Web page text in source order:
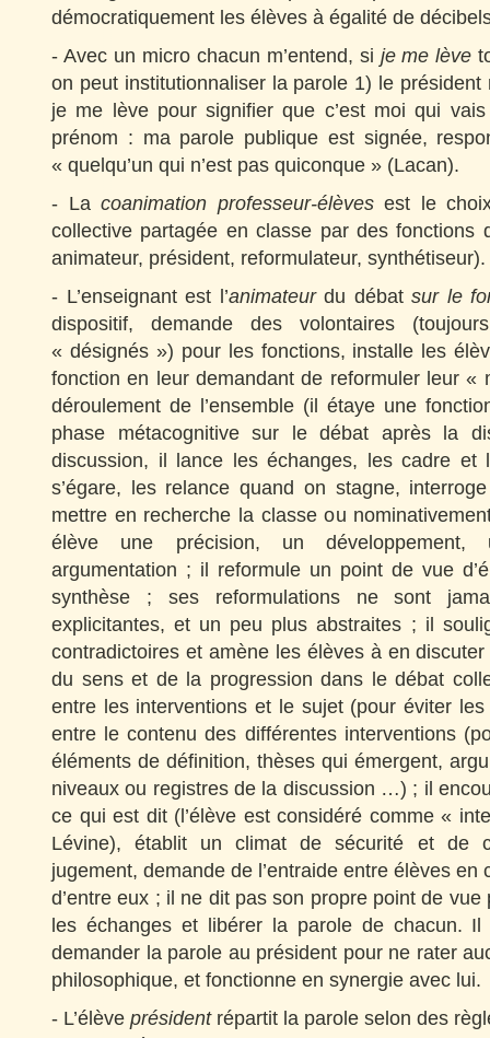
démocratiquement les élèves à égalité de
- Avec un micro chacun m’entend, si je me lève
on peut institutionnaliser la parole 1) le
je me lève pour signifier que c’est moi qui
prénom : ma parole publique est signée,
« quelqu’un qui n’est pas quiconque » (Lacan).
- La coanimation professeur-élèves est le
collective partagée en classe par des fonctions
animateur, président, reformulateur, synthétiseur).
- L’enseignant est l’animateurdu débatsur le
dispositif, demande des volontaires
« désignés ») pour les fonctions, installe les
fonction en leur demandant de reformuler leur «
déroulement de l’ensemble (il étaye une
phase métacognitive sur le débat après la
discussion, il lance les échanges, les cadre et
s’égare, les relance quand on stagne,
mettre en recherche la classe ou
élève une précision, un développement,
argumentation ; il reformule un point de vue
synthèse ; ses reformulations ne sont
explicitantes, et un peu plus abstraites ; il
contradictoires et amène les élèves à en
du sens et de la progression dans le débat
entre les interventions et le sujet (pour éviter
entre le contenu des différentes interventions
éléments de définition, thèses qui émergent,
niveaux ou registres de la discussion …) ; il
ce qui est dit (l’élève est considéré comme «
Lévine), établit un climat de sécurité et de
jugement, demande de l’entraide entre élèves en
d’entre eux ; il ne dit pas son propre point de
les échanges et libérer la parole de chacun.
demander la parole au président pour ne rater
philosophique, et fonctionne en synergie avec lui.
- L’élève présidentrépartit la parole selon des